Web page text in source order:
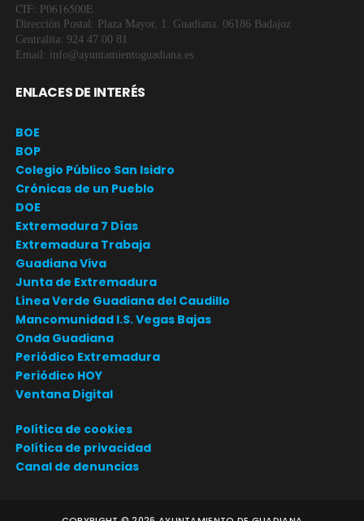
CIF: P0616500E
Dirección Postal: Plaza Mayor, 1. Guadiana. 06186 Badajoz
Centralita: 924 47 00 81
Email: info@ayuntamientoguadiana.es
ENLACES DE INTERÉS
BOE
BOP
Colegio Público San Isidro
Crónicas de un Pueblo
DOE
Extremadura 7 Días
Extremadura Trabaja
Guadiana Viva
Junta de Extremadura
Línea Verde Guadiana del Caudillo
Mancomunidad I.S. Vegas Bajas
Onda Guadiana
Periódico Extremadura
Periódico HOY
Ventana Digital
Política de cookies
Política de privacidad
Canal de denuncias